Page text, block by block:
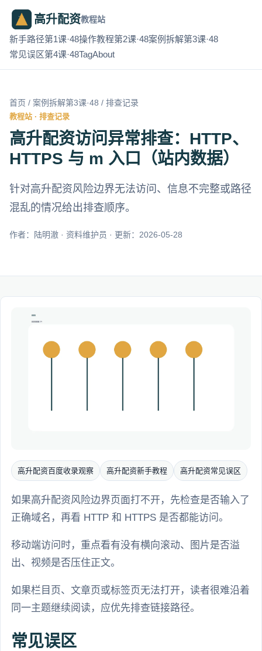
高升配资教程站
新手路径第1课·48操作教程第2课·48案例拆解第3课·48
常见误区第4课·48TagAbout
首页 / 案例拆解第3课·48 / 排查记录
教程站 · 排查记录
高升配资访问异常排查：HTTP、
HTTPS 与 m 入口（站内数据）
针对高升配资风险边界无法访问、信息不完整或路径
混乱的情况给出排查顺序。
作者：陆明澈 · 资料维护员 · 更新：2026-05-28
高升配资百度收录观察 高升配资新手教程 高升配资常见误区
如果高升配资风险边界页面打不开，先检查是否输入了
正确域名，再看 HTTP 和 HTTPS 是否都能访问。
移动端访问时，重点看有没有横向滚动、图片是否溢
出、视频是否压住正文。
如果栏目页、文章页或标签页无法打开，读者很难沿着
同一主题继续阅读，应优先排查链接路径。
常见误区